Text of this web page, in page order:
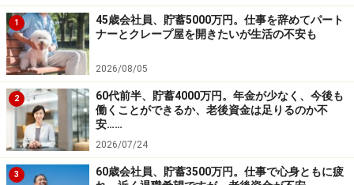
「私が子どもの頃から、父は会社四季報を眺めながらラ
ジオで毎日株式情報を聞いていました。そして増えたお
金で母にプレゼントを買ったり、家族旅行にも連れて行
ってくれて、株ってすごい儲かるんだと、思うようにな
ったんです。しかも、父は儲けた分は使っていました
が、元金には手をつけないスタイルで、それからも影響
を受けました」
1
45歳会社員、貯蓄5000万円。仕事を辞めてパート
ナーとクレープ屋を開きたいが生活の不安も
2026/08/05
2
60代前半、貯蓄4000万円。年金が少なく、今後も
働くことができるか、老後資金は足りるのか不
安……
2026/07/24
3
60歳会社員、貯蓄3500万円。仕事で心身ともに疲